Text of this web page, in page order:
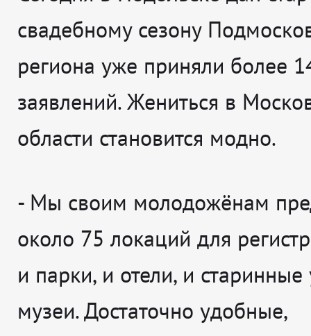
свадебному сезону
региона уже приняли более
заявлений. Жениться в
области становится модно.
- Мы своим молодожёнам
около 75 локаций для
и парки, и отели, и
музеи. Достаточно удобные,